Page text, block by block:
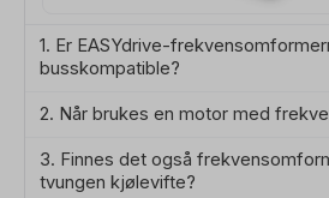
1. Er EASYdrive-
busskompatible?
2. Når brukes en motor med
3. Finnes det også
tvungen kjølevifte?